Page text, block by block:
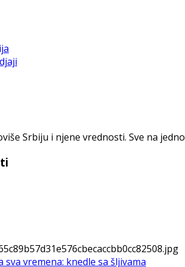
Srbiju i njene vrednosti. Sve na
sva vremena: knedle sa šljivama